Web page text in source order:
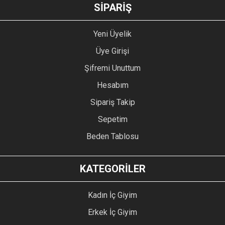
SİPARİŞ
Yeni Üyelik
Üye Girişi
Şifremi Unuttum
Hesabım
Sipariş Takip
Sepetim
Beden Tablosu
KATEGORİLER
Kadın İç Giyim
Erkek İç Giyim